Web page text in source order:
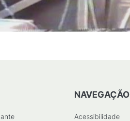
NAVEGAÇÃO
Acessibilidade